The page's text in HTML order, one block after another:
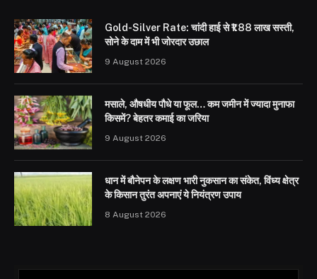
Gold-Silver Rate: चांदी हाई से ₹1.88 लाख सस्ती,
सोने के दाम में भी जोरदार उछाल
9 August 2026
मसाले, औषधीय पौधे या फूल… कम जमीन में ज्यादा मुनाफा
किसमें? बेहतर कमाई का जरिया
9 August 2026
धान में बौनेपन के लक्षण भारी नुकसान का संकेत, विंध्य क्षेत्र
के किसान तुरंत अपनाएं ये नियंत्रण उपाय
8 August 2026